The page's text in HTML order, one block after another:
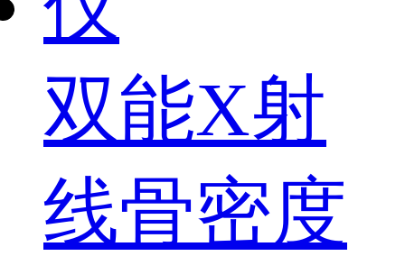
双能X射
线骨密度